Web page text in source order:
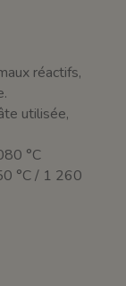
réactifs,
utilisée,
°C
°C / 1 260